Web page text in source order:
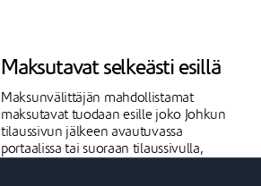
Maksutavat selkeästi esillä
Maksunvälittäjän mahdollistamat
maksutavat tuodaan esille joko Johkun
tilaussivun jälkeen avautuvassa
portaalissa tai suoraan tilaussivulla,